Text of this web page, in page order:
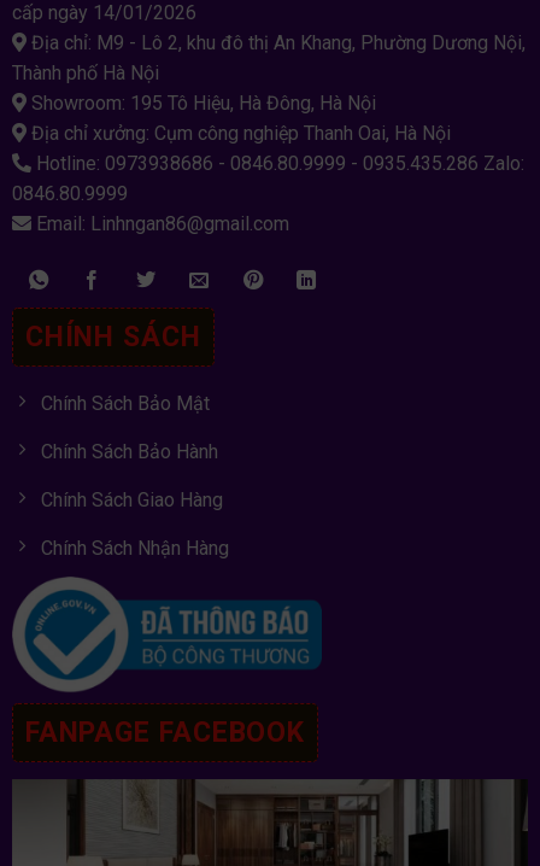
cấp ngày 14/01/2026
Địa chỉ: M9 - Lô 2, khu đô thị An Khang, Phường Dương Nội,
Thành phố Hà Nội
Showroom: 195 Tô Hiệu, Hà Đông, Hà Nội
Địa chỉ xưởng: Cụm công nghiệp Thanh Oai, Hà Nội
Hotline: 0973938686 - 0846.80.9999 - 0935.435.286 Zalo:
0846.80.9999
Email: Linhngan86@gmail.com
CHÍNH SÁCH
Chính Sách Bảo Mật
Chính Sách Bảo Hành
Chính Sách Giao Hàng
Chính Sách Nhận Hàng
FANPAGE FACEBOOK